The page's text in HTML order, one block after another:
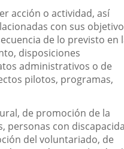
acción o actividad, así
con sus
de lo previsto en
disposiciones
administrativos o de
pilotos, programas,
de promoción de la
personas con
del voluntariado, de